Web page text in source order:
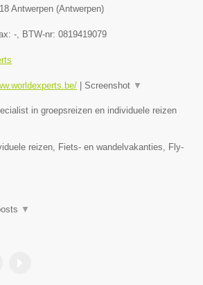
Antwerpen (Antwerpen)
- , BTW-nr: 0819419079
Screenshot ▼
in groepsreizen en individuele reizen
reizen, Fiets- en wandelvakanties, Fly-
▼